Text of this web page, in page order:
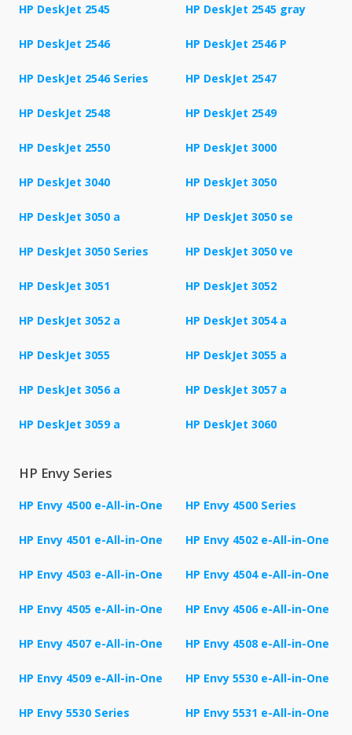
HP DeskJet 2545 HP DeskJet 2545 gray
HP DeskJet 2546 HP DeskJet 2546 P
HP DeskJet 2546 Series HP DeskJet 2547
HP DeskJet 2548 HP DeskJet 2549
HP DeskJet 2550 HP DeskJet 3000
HP DeskJet 3040 HP DeskJet 3050
HP DeskJet 3050 a HP DeskJet 3050 se
HP DeskJet 3050 Series HP DeskJet 3050 ve
HP DeskJet 3051 HP DeskJet 3052
HP DeskJet 3052 a HP DeskJet 3054 a
HP DeskJet 3055 HP DeskJet 3055 a
HP DeskJet 3056 a HP DeskJet 3057 a
HP DeskJet 3059 a HP DeskJet 3060
HP Envy Series
HP Envy 4500 e-All-in-One HP Envy 4500 Series
HP Envy 4501 e-All-in-One HP Envy 4502 e-All-in-One
HP Envy 4503 e-All-in-One HP Envy 4504 e-All-in-One
HP Envy 4505 e-All-in-One HP Envy 4506 e-All-in-One
HP Envy 4507 e-All-in-One HP Envy 4508 e-All-in-One
HP Envy 4509 e-All-in-One HP Envy 5530 e-All-in-One
HP Envy 5530 Series HP Envy 5531 e-All-in-One